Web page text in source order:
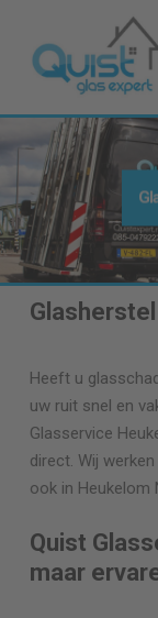
main
Heeft u
uw ruit snel en
Glasservice
direct. Wij
ook in Heukelom
Quist
maar